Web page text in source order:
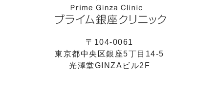
〒104-0061
東京都中央区銀座5丁目14-5
光澤堂GINZAビル2F